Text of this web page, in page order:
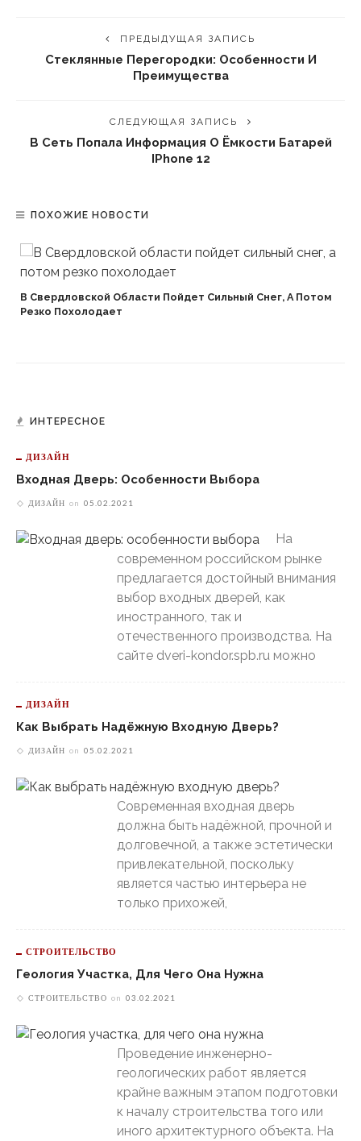
ПРЕДЫДУЩАЯ ЗАПИСЬ
Стеклянные Перегородки: Особенности И
Преимущества
СЛЕДУЮЩАЯ ЗАПИСЬ
В Сеть Попала Информация О Ёмкости Батарей
IPhone 12
ПОХОЖИЕ НОВОСТИ
В Свердловской Области Пойдет Сильный Снег, А Потом
Резко Похолодает
ИНТЕРЕСНОЕ
ДИЗАЙН
Входная Дверь: Особенности Выбора
ДИЗАЙН on 05.02.2021
На
современном российском рынке
предлагается достойный внимания
выбор входных дверей, как
иностранного, так и
отечественного производства. На
сайте dveri-kondor.spb.ru можно
ДИЗАЙН
Как Выбрать Надёжную Входную Дверь?
ДИЗАЙН on 05.02.2021
Современная входная дверь
должна быть надёжной, прочной и
долговечной, а также эстетически
привлекательной, поскольку
является частью интерьера не
только прихожей,
СТРОИТЕЛЬСТВО
Геология Участка, Для Чего Она Нужна
СТРОИТЕЛЬСТВО on 03.02.2021
Проведение инженерно-
геологических работ является
крайне важным этапом подготовки
к началу строительства того или
иного архитектурного объекта. На